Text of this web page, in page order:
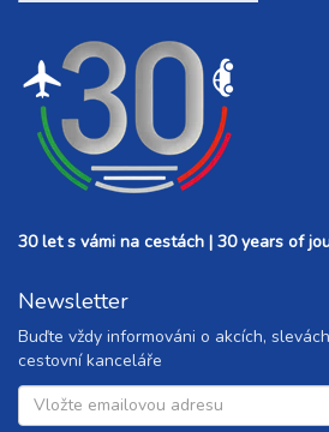
30 let s vámi na cestách | 30 years of
Newsletter
Buďte vždy informováni o akcích,
cestovní kanceláře